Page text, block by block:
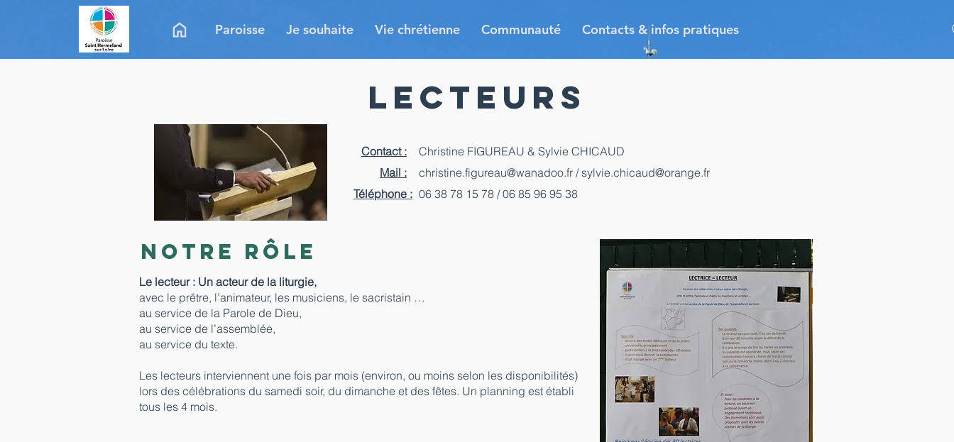
Paroisse Je souhaite Vie chrétienne Communauté Contacts & infos pratiques
Lecteurs
Contact :
Mail :
Téléphone :
Christine FIGUREAU & Sylvie CHICAUD
christine.figureau@wanadoo.fr /sylvie.chicaud@orange.fr
06 38 78 15 78 / 06 85 96 95 38
Notre rôle
Le lecteur : Un acteur de la liturgie,
avec le prêtre, l’animateur, les musiciens, le sacristain …
au service de la Parole de Dieu,
au service de l’assemblée,
au service du texte.
Les lecteurs interviennent une fois par mois (environ, ou moins selon les disponibilités)
lors des célébrations du samedi soir, du dimanche et des fêtes. Un planning est établi
tous les 4 mois.